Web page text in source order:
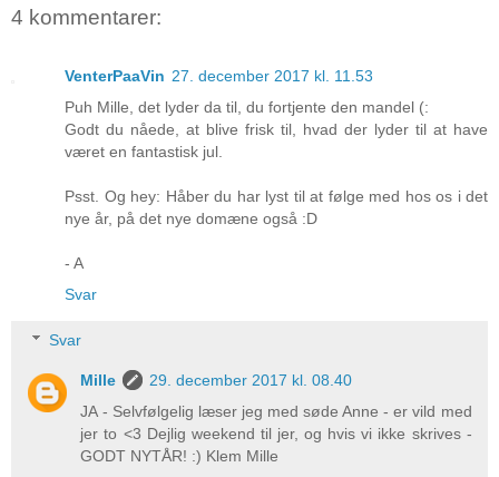
4 kommentarer:
VenterPaaVin 27. december 2017 kl. 11.53
Puh Mille, det lyder da til, du fortjente den mandel (:
Godt du nåede, at blive frisk til, hvad der lyder til at have
været en fantastisk jul.
Psst. Og hey: Håber du har lyst til at følge med hos os i det
nye år, på det nye domæne også :D
- A
Svar
Svar
Mille
29. december 2017 kl. 08.40
JA - Selvfølgelig læser jeg med søde Anne - er vild med
jer to <3 Dejlig weekend til jer, og hvis vi ikke skrives -
GODT NYTÅR! :) Klem Mille